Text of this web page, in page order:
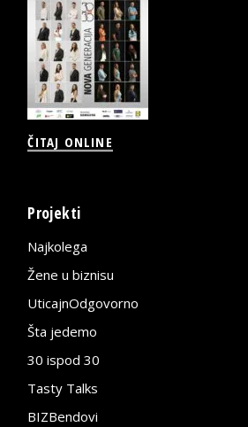
ČITAJ ONLINE
Projekti
Najkolega
Žene u biznisu
UticajnOdgovorno
Šta jedemo
30 ispod 30
Tasty Talks
BIZBendovi